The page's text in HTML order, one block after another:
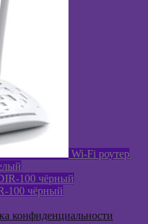
Wi-Fi роутер
100 чёрный
конфиденциальности